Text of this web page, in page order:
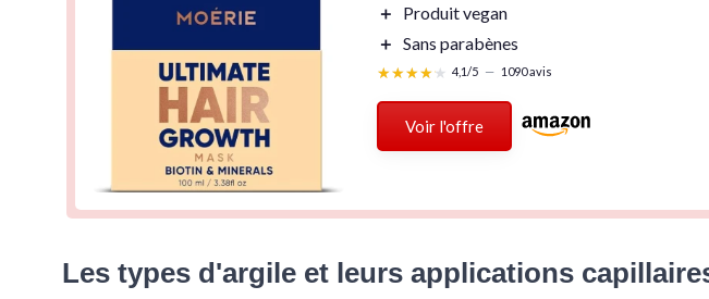
＋
Produit vegan
＋ Sans parabènes
★★★★★
★★★★★ 4,1/5 — 1090 avis
Voir l'offre
Les types d'argile et leurs applications